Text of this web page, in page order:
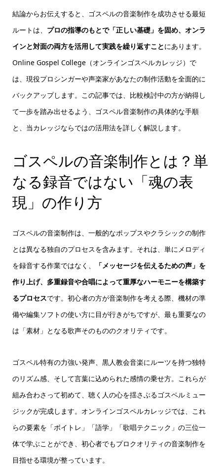
結論からお伝えすると、ゴスペルの音楽制作を成功させる最短
ルートは、 プロの指導のもとで「正しい基礎」を固め、オンラ
インと対面の両方を活用して実践を繰り返すことにあります。
Online Gospel College（オンラインゴスペルカレッジ）で
は、現役プロシンガーや声楽家があなたの制作活動を全面的に
バックアップします。この記事では、比較検討中の方が納得し
て一歩を踏み出せるよう、ゴスペル音楽制作の具体的な手順
と、当カレッジならではの活用法を詳しく解説します。
ゴスペルの音楽制作とは？単
なる録音ではない「魂の表
現」の作り方
ゴスペルの音楽制作は、一般的なポップスやクラシックの制作
とは異なる独自のプロセスを含みます。それは、単にメロディ
を録音する作業ではなく、
「メッセージを伝えるための声」を
作り上げ、多重録音や合唱によって重厚なハーモニーを構築す
るプロセスです。初心者の方が音楽制作を考える際、機材の準
備や編集ソフトの使い方に目が行きがちですが、最も重要なの
は「素材」となる歌声そのもののクオリティです。
ゴスペル特有の力強い発声、黒人教会音楽にルーツを持つ独特
のリズム感、そして言葉に込められた感情の乗せ方。これらが
組み合わさって初めて、聴く人の心を揺さぶるゴスペルミュー
ジックが完成します。オンラインゴスペルカレッジでは、これ
らの要素を「ボイトレ」「語学」「歌唱テクニック」の三位一
体で学ぶことができ、初心者でもプロクオリティの音楽制作を
目指せる環境が整っています。